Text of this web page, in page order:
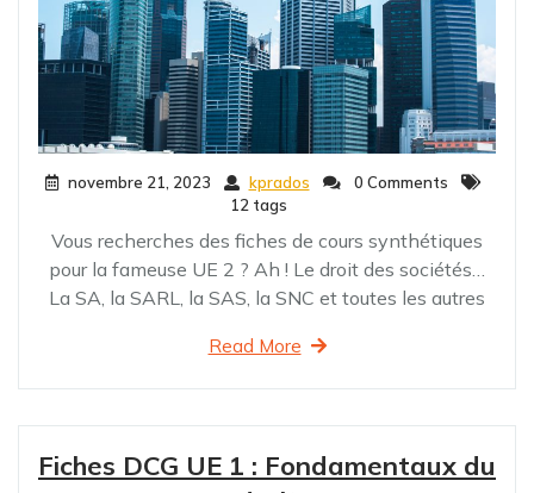
novembre 21, 2023 kprados
0 Comments
12 tags
Vous recherches des fiches de cours synthétiques
pour la fameuse UE 2 ? Ah ! Le droit des sociétés…
La SA, la SARL, la SAS, la SNC et toutes les autres
Read More
Fiches DCG UE 1 : Fondamentaux du